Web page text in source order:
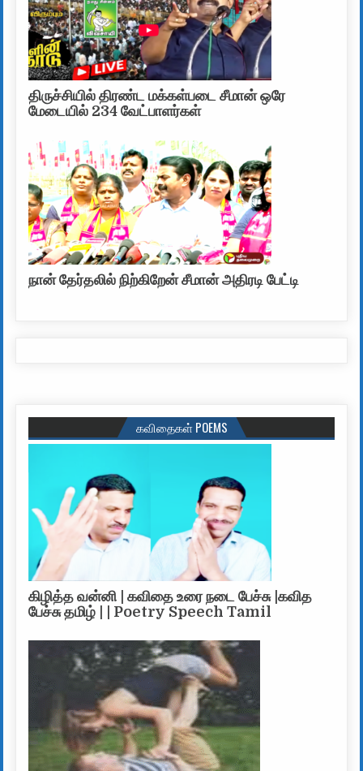
திருச்சியில் திரண்ட மக்கள்படை சீமான் ஒரே
மேடையில் 234 வேட்பாளர்கள்
நான் தேர்தலில் நிற்கிறேன் சீமான் அதிரடி பேட்டி
கவிதைகள் POEMS
கிழித்த வன்னி | கவிதை உரை நடை பேச்சு |கவித
பேச்சு தமிழ் | | Poetry Speech Tamil